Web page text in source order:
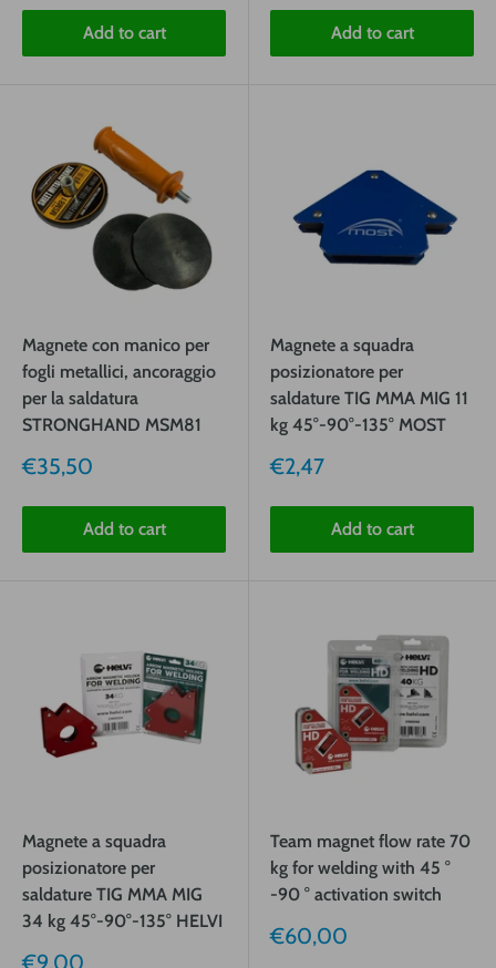
Add to cart Add to cart
Magnete con manico per
fogli metallici, ancoraggio
per la saldatura
STRONGHAND MSM81
Sale
€35,50
Add to cart
Magnete a squadra
posizionatore per
saldature TIG MMA MIG 11
kg 45°-90°-135° MOST
Sale
€2,47
Add to cart
Magnete a squadra
posizionatore per
saldature TIG MMA MIG
34 kg 45°-90°-135° HELVI
Sale
Team magnet flow rate 70
kg for welding with 45 °
-90 ° activation switch
Sale
€60,00